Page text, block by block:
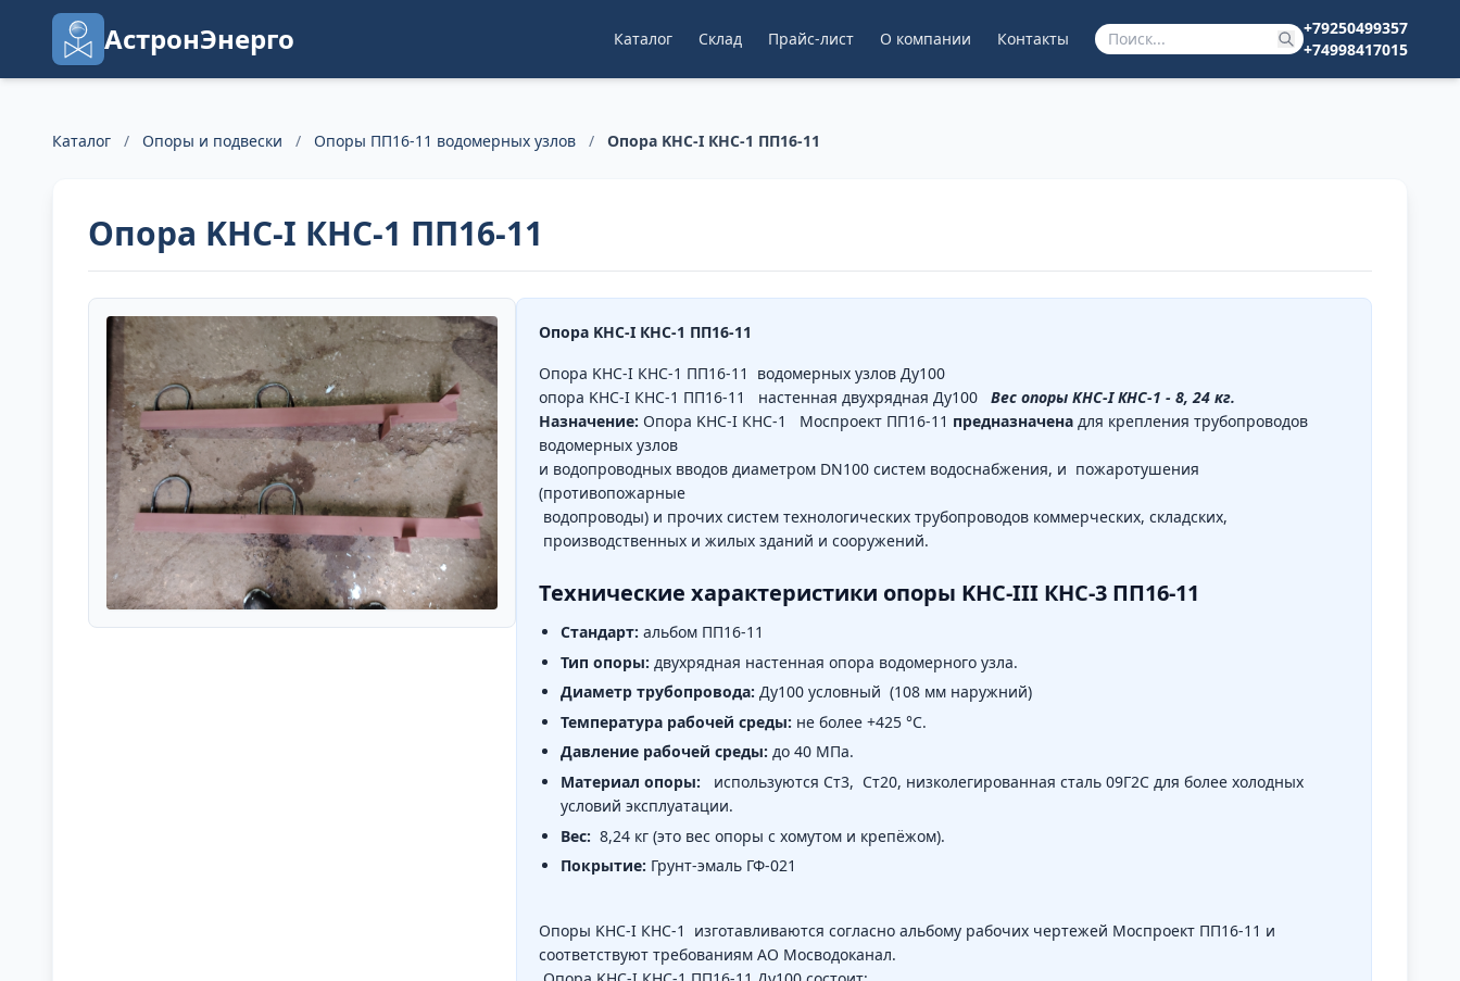
АстронЭнерго Каталог Склад Прайс-лист О компании Контакты
+79250499357
+74998417015
Каталог / Опоры и подвески / Опоры ПП16-11 водомерных узлов / Опора KHC-I КНС-1 ПП16-11
Опора KHC-I КНС-1 ПП16-11
Опора KHC-I КНС-1 ПП16-11
Опора KHC-I КНС-1 ПП16-11 водомерных узлов Ду100
опора KHC-I КНС-1 ПП16-11 настенная двухрядная Ду100 Вес опоры KHC-I КНС-1 - 8, 24 кг.
Назначение: Опора KHC-I КНС-1 Моспроект ПП16-11 предназначена для крепления трубопроводов
водомерных узлов
и водопроводных вводов диаметром DN100 систем водоснабжения, и пожаротушения
(противопожарные
водопроводы) и прочих систем технологических трубопроводов коммерческих, складских,
производственных и жилых зданий и сооружений.
Технические характеристики опоры KHC-III КНС-3 ПП16-11
Стандарт: альбом ПП16-11
Тип опоры: двухрядная настенная опора водомерного узла.
Диаметр трубопровода: Ду100 условный (108 мм наружний)
Температура рабочей среды: не более +425 °C.
Давление рабочей среды: до 40 МПа.
Материал опоры: используются Ст3, Ст20, низколегированная сталь 09Г2С для более холодных
условий эксплуатации.
Вес: 8,24 кг (это вес опоры с хомутом и крепёжом).
Покрытие: Грунт-эмаль ГФ-021
Опоры KHC-I КНС-1 изготавливаются согласно альбому рабочих чертежей Моспроект ПП16-11 и
соответствуют требованиям АО Мосводоканал.